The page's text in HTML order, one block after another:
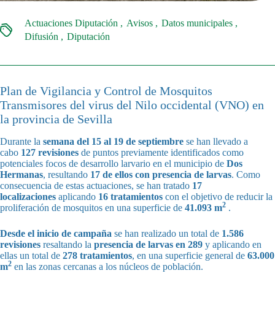
Actuaciones Diputación Avisos
Datos municipales
Difusión
Diputación
Plan de Vigilancia y Control de Mosquitos
Transmisores del virus del Nilo occidental (VNO) en
la provincia de Sevilla
Durante la semana del 15 al 19 de septiembre se han llevado a
cabo 127 revisiones de puntos previamente identificados como
potenciales focos de desarrollo larvario en el municipio de Dos
Hermanas, resultando 17 de ellos con presencia de larvas. Como
consecuencia de estas actuaciones, se han tratado 17
localizaciones aplicando 16 tratamientos con el objetivo de reducir la
proliferación de mosquitos en una superficie de 41.093 m2 .
Desde el inicio de campaña se han realizado un total de 1.586
revisiones resaltando la presencia de larvas en 289 y aplicando en
ellas un total de 278 tratamientos, en una superficie general de 63.000
m2 en las zonas cercanas a los núcleos de población.